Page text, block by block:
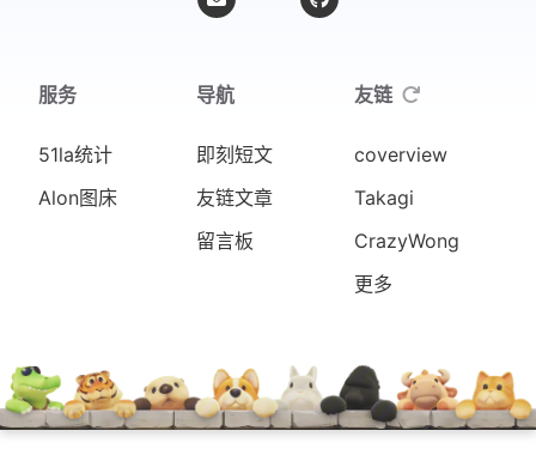
服务
51la统计
Alon图床
导航
即刻短文
友链文章
留言板
友链
coverview
Takagi
CrazyWong
更多